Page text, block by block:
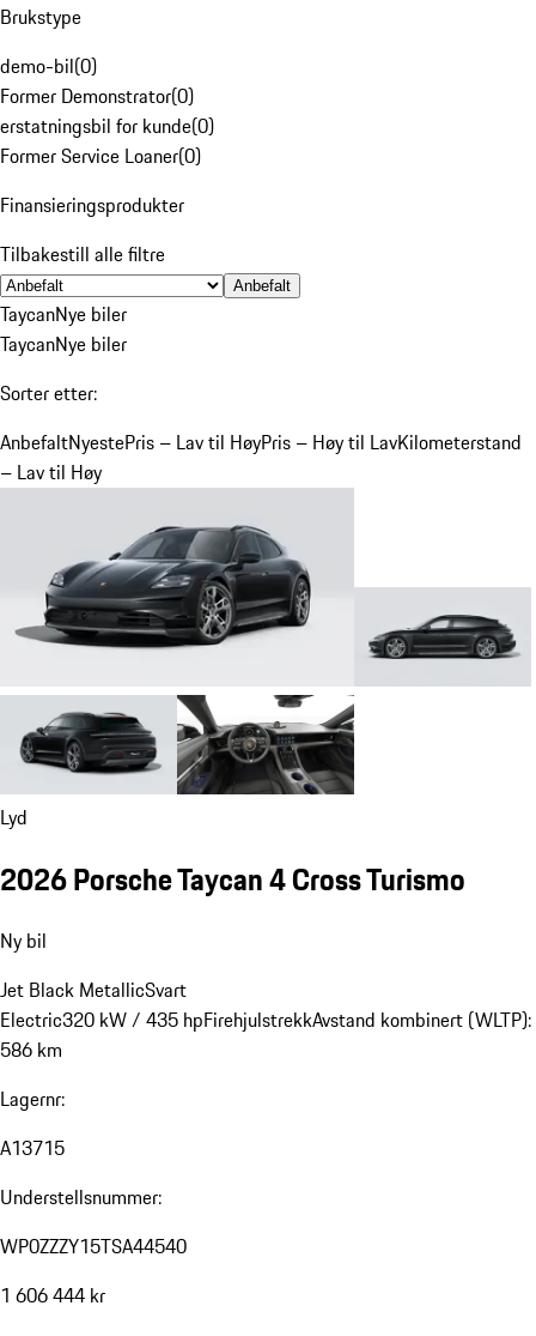
Brukstype
demo-bil(0)
Former Demonstrator(0)
erstatningsbil for kunde(0)
Former Service Loaner(0)
Finansieringsprodukter
Tilbakestill alle filtre
Anbefalt
TaycanNye biler
TaycanNye biler
Sorter etter:
AnbefaltNyestePris – Lav til HøyPris – Høy til LavKilometerstand
– Lav til Høy
Lyd
2026 Porsche Taycan 4 Cross Turismo
Ny bil
Jet Black MetallicSvart
Electric320 kW / 435 hpFirehjulstrekkAvstand kombinert (WLTP):
586 km
Lagernr:
A13715
Understellsnummer:
WP0ZZZY15TSA44540
1 606 444 kr